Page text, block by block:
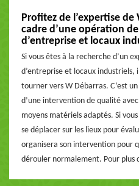
Profitez de l’expertise de
cadre d’une opération
d’entreprise et locaux
Si vous êtes à la recherche d’un
d’entreprise et locaux industriels,
tourner vers W Débarras. C’est
d’une intervention de qualité
moyens matériels adaptés. Si
se déplacer sur les lieux pour
organisera son intervention pour
dérouler normalement. Pour plus